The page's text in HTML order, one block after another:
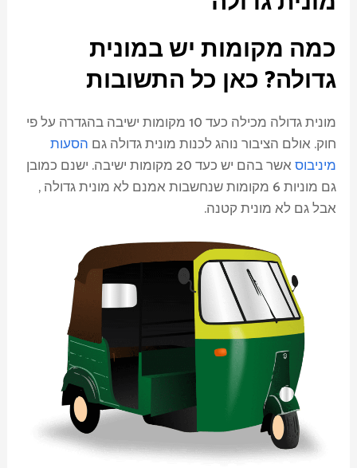
כמה מקומות יש במונית
גדולה? כאן כל התשובות
מונית גדולה מכילה כעד 10 מקומות ישיבה בהגדרה על פי
חוק. אולם הציבור נוהג לכנות מונית גדולה גם הסעות
מיניבוס
אשר בהם יש כעד 20 מקומות ישיבה. ישנם כמובן
גם מוניות 6 מקומות שנחשבות אמנם לא מונית גדולה ,
אבל גם לא מונית קטנה.